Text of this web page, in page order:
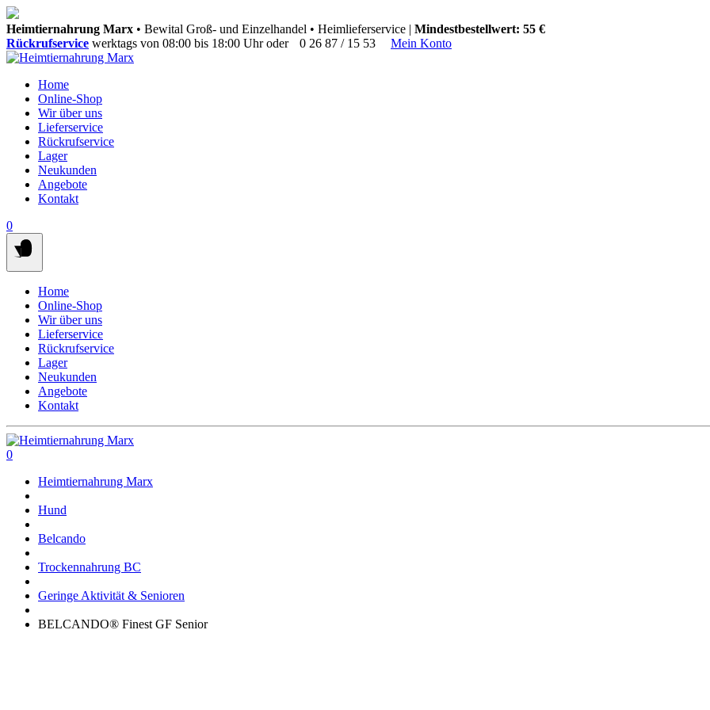
Springen
Sie
zum
Heimtiernahrung Marx • Bewital Groß- und Einzelhandel • Heimlieferservice | Mindestbestellwert: 55 €
Rückrufservice werktags von 08:00 bis 18:00 Uhr oder 0 26 87 / 15 53 Mein Konto
Home
Online-Shop
Wir über uns
Lieferservice
Rückrufservice
Lager
Neukunden
Angebote
Kontakt
0
Home
Online-Shop
Wir über uns
Lieferservice
Rückrufservice
Lager
Neukunden
Angebote
Kontakt
0
Heimtiernahrung Marx
Hund
Belcando
Trockennahrung BC
Geringe Aktivität & Senioren
BELCANDO® Finest GF Senior